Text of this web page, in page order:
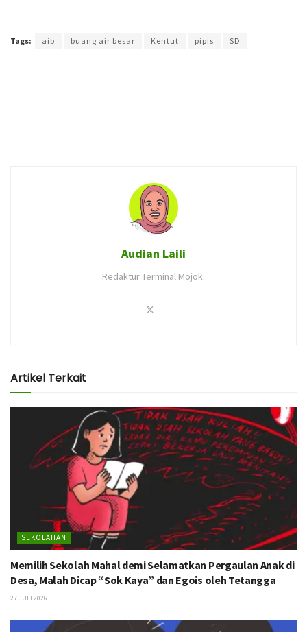
Tags: aib buang air besar Kentut pipis SD
Audian Laili
Redaktur Terminal Mojok.
Artikel Terkait
SEKOLAHAN
Memilih Sekolah Mahal demi Selamatkan Pergaulan Anak di
Desa, Malah Dicap “Sok Kaya” dan Egois oleh Tetangga
27 JULI 2026